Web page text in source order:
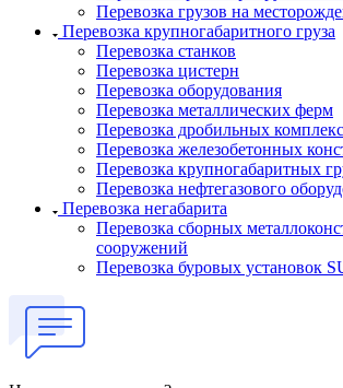
Перевозка грузов на
Перевозка крупногабаритного груза
Перевозка станков
Перевозка цистерн
Перевозка оборудования
Перевозка металлических ферм
Перевозка дробильных
Перевозка железобетонных
Перевозка крупногабаритных
Перевозка нефтегазового
Перевозка негабарита
Перевозка сборных
сооружений
Перевозка буровых установок